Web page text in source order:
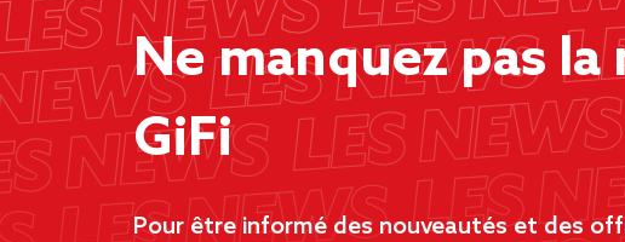
Ne manquez pas
GiFi
Pour être informé des nouveautés et des